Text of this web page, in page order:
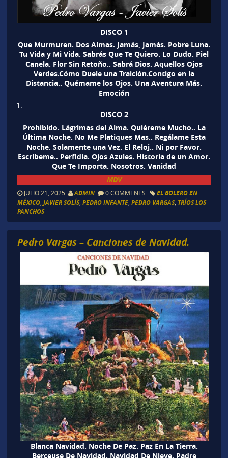
DISCO 1
Que Murmuren. Dos Almas. Jamás, Jamás. Pobre Luna.
Tu Vida y Mi Vida. Sabrás Que Te Quiero. Lo Dudo. Piel
Canela. Flor Sin Retoño.. Sabrá Dios. Aquellos Ojos
Verdes.Cómo Duele una Traición.Contigo en la
Distancia.. Quémame los Ojos. Una Aventura Más.
Emoción
DISCO 2
Prohibido. Lágrimas del Alma. Quiéreme Mucho.. La
Última Noche. No Me Platiques Mas.. Regálame Esta
Noche. Solamente una Vez. El Reloj.. Ni por Favor.
Escríbeme.. Perfidia. Ojos Azules. Historia de un Amor.
Que Te Importa. Nosotros. Vanidad
MDV
JULIO 21, 2025 ADMIN 0 COMMENTS
EL BOLERO EN
MÉXICO, JAVIER SOLÍS, PEDRO INFANTE, PEDRO VARGAS, TRÍOS LOS
PANCHOS
Pedro Vargas – Canciones de Navidad.
Blanca Navidad. Noche De Paz. Paz En La Tierra.
Berceuse De Navidad. Navidad De Nieve. Padre